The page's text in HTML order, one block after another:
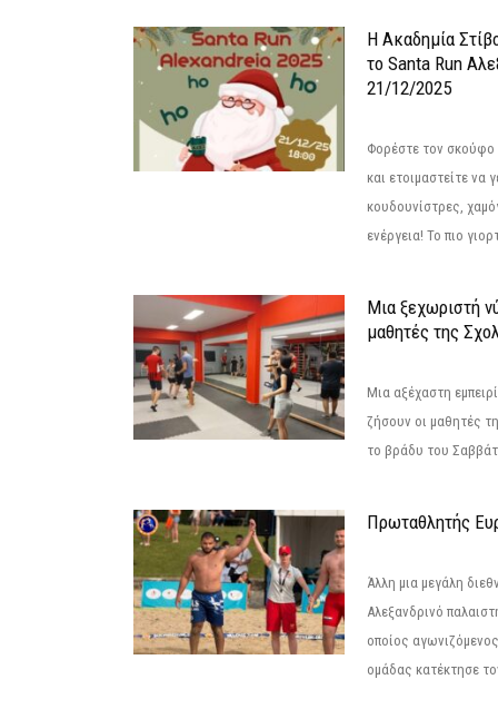
Η Ακαδημία
το Santa Run
21/12/2025
Φορέστε τον σκούφο
και ετοιμαστείτε να
κουδουνίστρες,
ενέργεια! Το πιο
Μια ξεχωριστή
μαθητές της
Μια αξέχαστη
ζήσουν οι μαθητές
το βράδυ του
Πρωταθλητής
Άλλη μια μεγάλη
Αλεξανδρινό
οποίος
ομάδας κατέκτησε